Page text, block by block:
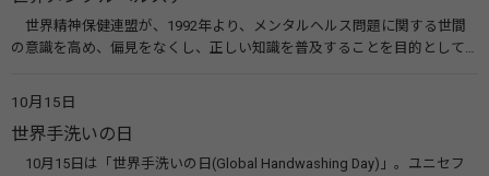
世界精神保健連盟が、1992年より、メンタルヘルス問題に関する世間
の意識を高め、偏見をなくし、正しい知識を普及することを目的として、
す。 関連リンク 世界メンタルヘルスデー（厚生労働省） 働く人のメンタ
ルヘルス・ポータルサイト「こころの耳」（厚生労働省）
10月15日
世界手洗いの日
10月15日は「世界手洗いの日(Global Handwashing Day)」。ユニセフ